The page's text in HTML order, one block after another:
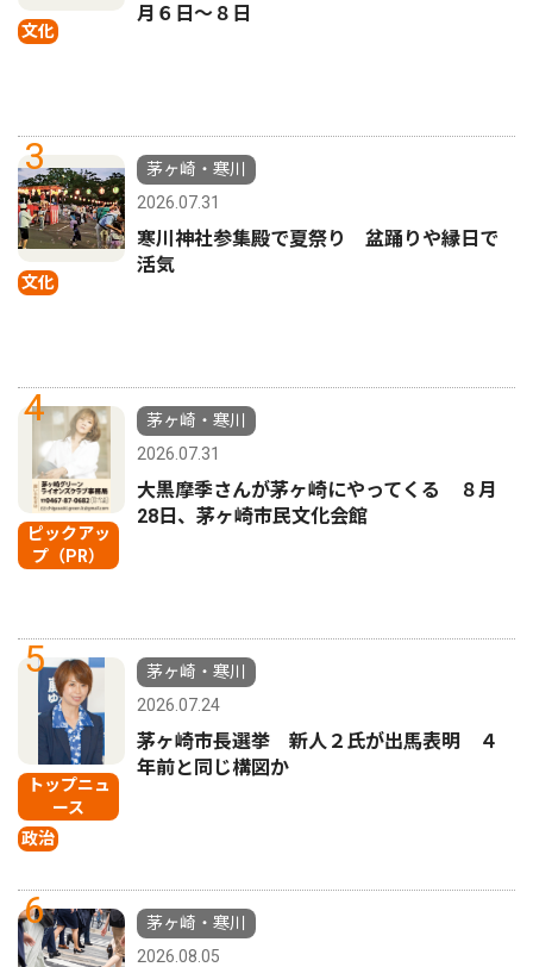
文化
月６日〜８日
3
文化
茅ヶ崎・寒川
2026.07.31
寒川神社参集殿で夏祭り 盆踊りや縁日で
活気
4
ピックアッ
プ（PR）
茅ヶ崎・寒川
2026.07.31
大黒摩季さんが茅ヶ崎にやってくる ８月
28日、茅ヶ崎市民文化会館
5
トップニュ
ース
政治
茅ヶ崎・寒川
2026.07.24
茅ヶ崎市長選挙 新人２氏が出馬表明 ４
年前と同じ構図か
6
茅ヶ崎・寒川
2026.08.05